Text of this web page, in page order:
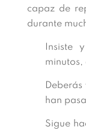
capaz de
durante
Insiste
han
Sigue